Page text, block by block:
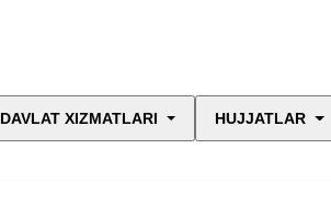
DAVLAT XIZMATLARI HUJJATLAR